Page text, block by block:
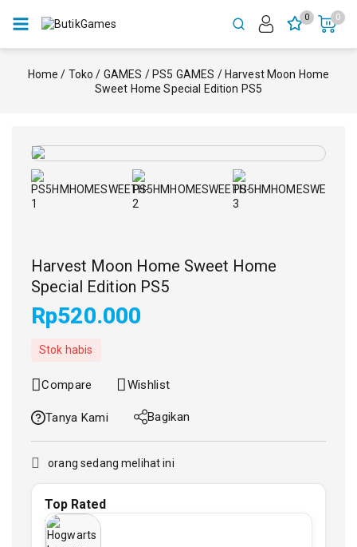
0 0
Home / Toko / GAMES / PS5 GAMES / Harvest Moon Home
Sweet Home Special Edition PS5
Top Rated
Harvest Moon Home Sweet Home
Special Edition PS5
Rp520.000
Stok habis
Compare Wishlist
Tanya Kami Bagikan
orang sedang melihat ini